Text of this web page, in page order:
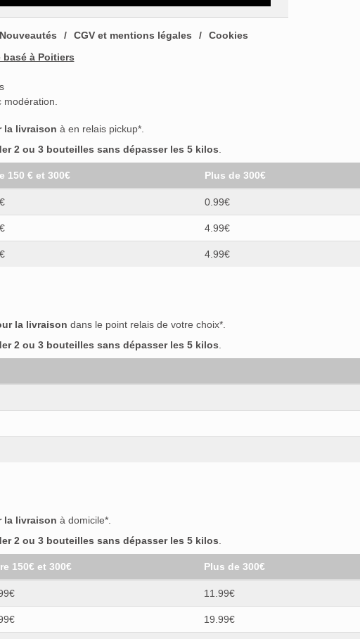
Nouveautés CGV et mentions légales
Cookies
à Poitiers
la livraison à en relais pickup*.
2 ou 3 bouteilles sans dépasser les 5 kilos
150 € et 300€ Plus de 300€
0.99€
4.99€
4.99€
la livraison dans le point relais de votre choix*.
2 ou 3 bouteilles sans dépasser les 5 kilos
la livraison à domicile*.
2 ou 3 bouteilles sans dépasser les 5 kilos
150€ et 300€ Plus de 300€
11.99€
19.99€